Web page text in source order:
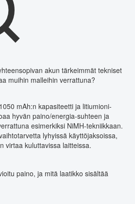
akun tärkeimmät tekniset
muihin malleihin verrattuna?
mAh:n kapasiteetti ja litiumioni-
hyvän paino/energia-suhteen ja
esimerkiksi NiMH-tekniikkaan.
lyhyissä käyttöjaksoissa,
virtaa kuluttavissa laitteissa.
paino, ja mitä laatikko sisältää